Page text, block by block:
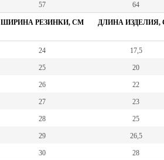
57 64
ШИРИНА РЕЗИНКИ, СМ ДЛИНА ИЗДЕЛИЯ,
24 17,5
25 20
26 22
27 23
28 25
29 26,5
30 28